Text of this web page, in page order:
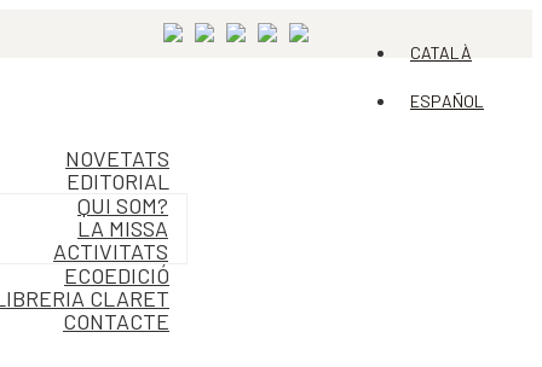
CATALÀ
ESPAÑOL
NOVETATS
EDITORIAL
QUI SOM?
LA MISSA
ACTIVITATS
ECOEDICIÓ
CLARET
CONTACTE